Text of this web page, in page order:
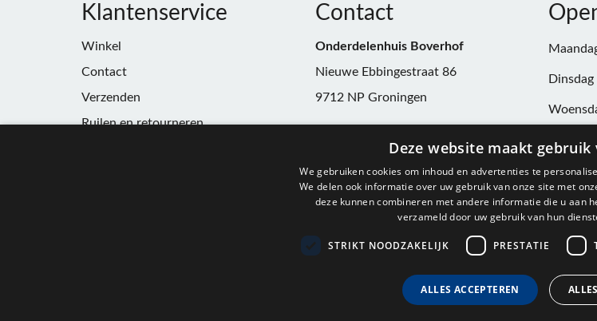
Klantenservice
Winkel
Contact
Verzenden
Ruilen en retourneren
Contact
Onderdelenhuis Boverhof
Nieuwe Ebbingestraat 86
9712 NP Groningen
winkel@onderdelenhuisgroningen.nl
91037743
BTW:NL004861667B24
Dinsdag
Vrijdag
Deze website maakt gebruik
We gebruiken cookies om inhoud en advertenties te
We delen ook informatie over uw gebruik van onze site met
deze kunnen combineren met andere informatie die u aan
verzameld door uw gebruik van hun
STRIKT NOODZAKELIJK PRESTATIE
ALLES ACCEPTEREN